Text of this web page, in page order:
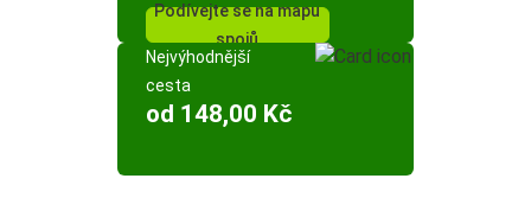
Podívejte se na mapu
spojů
Nejvýhodnější
cesta
od 148,00 Kč